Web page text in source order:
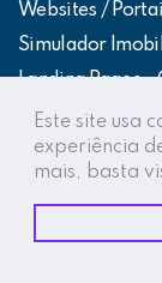
Este site usa
experiência
mais, basta
Websites /
Simulador
Landing Pages –
Web App –
Intranets /
Integração
Destaques